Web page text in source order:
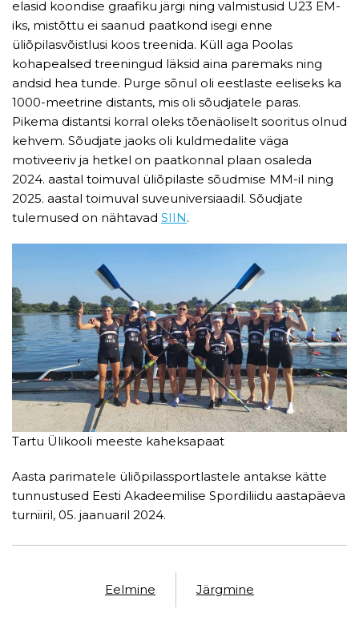
elasid koondise graafiku järgi ning valmistusid U23 EM-
iks, mistõttu ei saanud paatkond isegi enne
üliõpilasvõistlusi koos treenida. Küll aga Poolas
kohapealsed treeningud läksid aina paremaks ning
andsid hea tunde. Purge sõnul oli eestlaste eeliseks ka
1000-meetrine distants, mis oli sõudjatele paras.
Pikema distantsi korral oleks tõenäoliselt sooritus olnud
kehvem. Sõudjate jaoks oli kuldmedalite väga
motiveeriv ja hetkel on paatkonnal plaan osaleda
2024. aastal toimuval üliõpilaste sõudmise MM-il ning
2025. aastal toimuval suveuniversiaadil. Sõudjate
tulemused on nähtavad SIIN.
Tartu Ülikooli meeste kaheksapaat
Aasta parimatele üliõpilassportlastele antakse kätte
tunnustused Eesti Akadeemilise Spordiliidu aastapäeva
turniiril, 05. jaanuaril 2024.
Eelmine Järgmine